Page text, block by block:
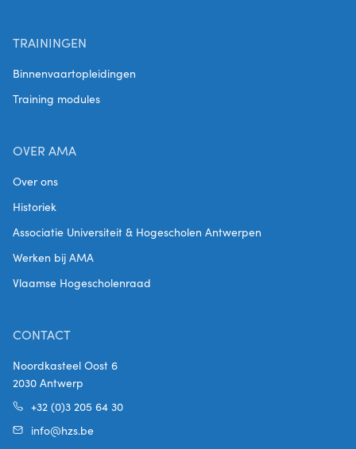
TRAININGEN
Binnenvaartopleidingen
Training modules
OVER AMA
Over ons
Historiek
Associatie Universiteit & Hogescholen Antwerpen
Werken bij AMA
Vlaamse Hogescholenraad
CONTACT
Noordkasteel Oost 6
2030 Antwerp
+32 (0)3 205 64 30
info@hzs.be